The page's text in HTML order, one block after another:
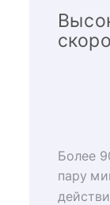
Более
пару